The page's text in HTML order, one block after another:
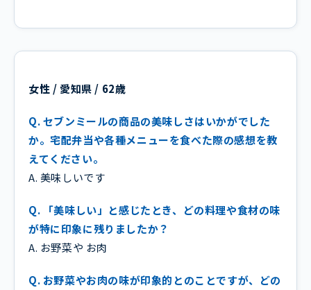
女性 / 愛知県 / 62歳
Q. セブンミールの商品の美味しさはいかがでした
か。宅配弁当や各種メニューを食べた際の感想を教
えてください。
A. 美味しいです
Q. 「美味しい」と感じたとき、どの料理や食材の味
が特に印象に残りましたか？
A. お野菜や お肉
Q. お野菜やお肉の味が印象的とのことですが、どの